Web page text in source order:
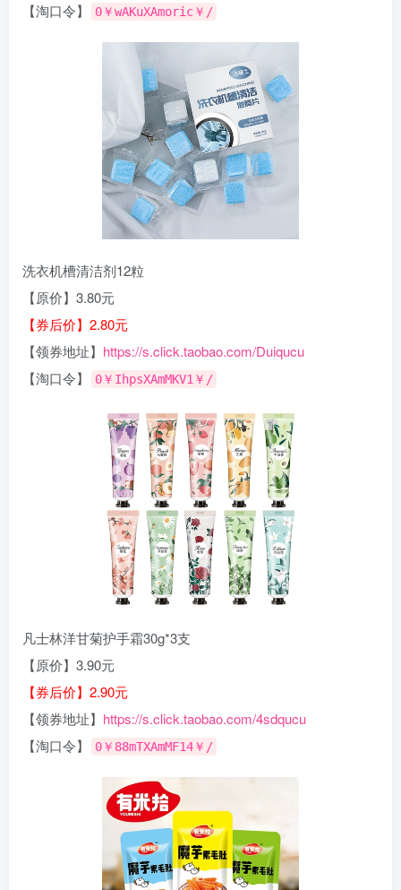
【淘口令】
0￥wAKuXAmoric￥/
洗衣机槽清洁剂12粒
【原价】3.80元
【券后价】2.80元
【领券地址】 https://s.click.taobao.com/Duiqucu
【淘口令】
0￥IhpsXAmMKV1￥/
凡士林洋甘菊护手霜30g*3支
【原价】3.90元
【券后价】2.90元
【领券地址】 https://s.click.taobao.com/4sdqucu
【淘口令】
0￥88mTXAmMF14￥/